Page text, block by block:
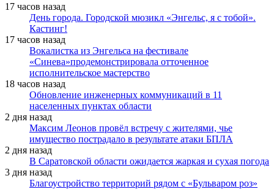
17 часов назад
День города. Городской мюзикл «Энгельс, я с тобой».
Кастинг!
17 часов назад
Вокалистка из Энгельса на фестивале
«Синева»продемонстрировала отточенное
исполнительское мастерство
18 часов назад
Обновление инженерных коммуникаций в 11
населенных пунктах области
2 дня назад
Максим Леонов провёл встречу с жителями, чье
имущество пострадало в результате атаки БПЛА
2 дня назад
В Саратовской области ожидается жаркая и сухая погода
3 дня назад
Благоустройство территорий рядом с «Бульваром роз»